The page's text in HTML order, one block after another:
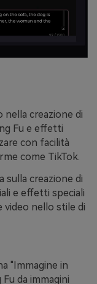
creazione di
Fu e effetti
con facilità
come TikTok.
sulla creazione di
e effetti speciali
video nello stile di
"Immagine in
da immagini